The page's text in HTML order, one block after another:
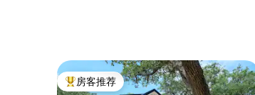
热门「房客推荐」
房客推荐